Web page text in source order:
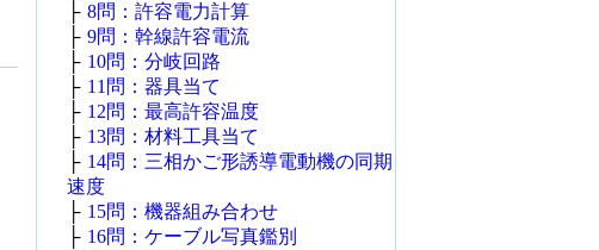
├ 8問：許容電力計算
├ 9問：幹線許容電流
├ 10問：分岐回路
├ 11問：器具当て
├ 12問：最高許容温度
├ 13問：材料工具当て
├ 14問：三相かご形誘導電動機の同期
速度
├ 15問：機器組み合わせ
├ 16問：ケーブル写真鑑別